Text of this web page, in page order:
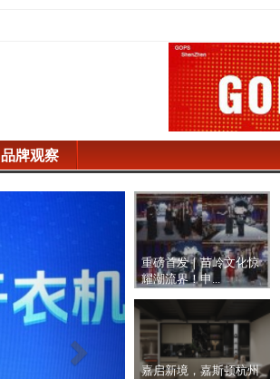
品牌观察
重磅首发｜苗岭文化惊
耀潮流界！申...
嘉启新境，嘉斯顿杭州